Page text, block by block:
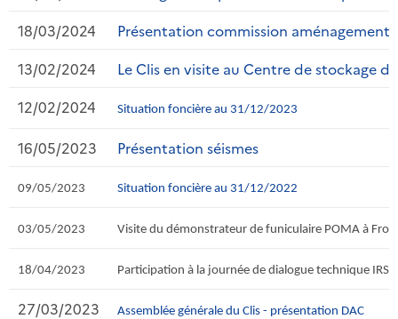
18/03/2024
Présentation commission aménagement
13/02/2024
Le Clis en visite au Centre de stockage
12/02/2024
Situation foncière au 31/12/2023
16/05/2023 Présentation séismes
09/05/2023 Situation foncière au 31/12/2022
03/05/2023 Visite du démonstrateur de funiculaire POMA à
18/04/2023 Participation à la journée de dialogue technique
27/03/2023 Assemblée générale du Clis - présentation DAC